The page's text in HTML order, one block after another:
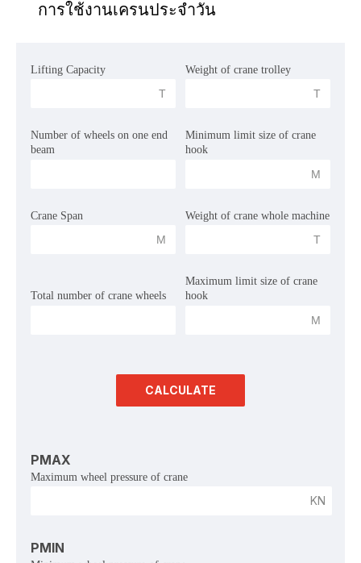
เกี่ยวกับเรา
การใช้งานเครนประจำวัน
Lifting Capacity
T
Weight of crane trolley
T
Number of wheels on one end
beam
Minimum limit size of crane
hook
M
Crane Span
M
Weight of crane whole machine
T
Total number of crane wheels
Maximum limit size of crane
hook
M
CALCULATE
PMAX
Maximum wheel pressure of crane
KN
PMIN